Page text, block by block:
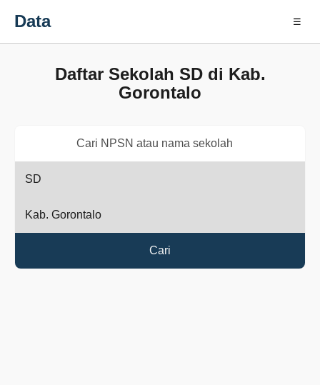
Data ☰
Daftar Sekolah SD di Kab.
Gorontalo
Cari